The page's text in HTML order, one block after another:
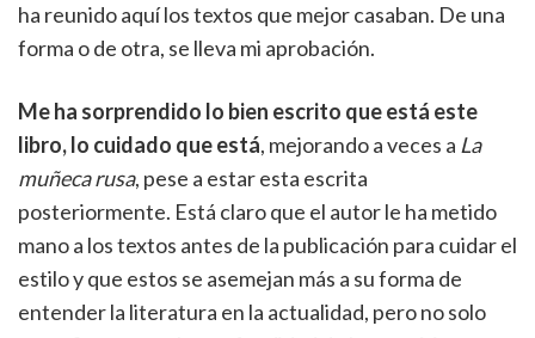
ha reunido aquí los textos que mejor casaban. De una
forma o de otra, se lleva mi aprobación.
Me ha sorprendido lo bien escrito que está este
libro, lo cuidado que está, mejorando a veces a La
muñeca rusa, pese a estar esta escrita
posteriormente. Está claro que el autor le ha metido
mano a los textos antes de la publicación para cuidar el
estilo y que estos se asemejan más a su forma de
entender la literatura en la actualidad, pero no solo